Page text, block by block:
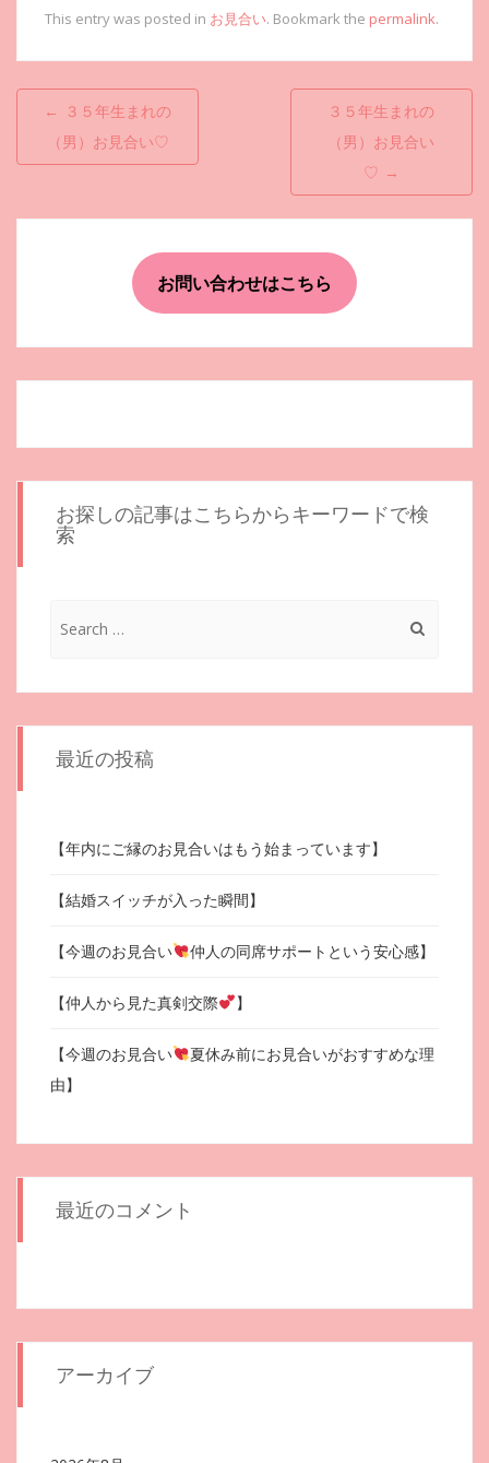
This entry was posted in お見合い. Bookmark the permalink.
投
ナ
←
３５年生まれの
（男）お見合い♡
３５年生まれの
（男）お見合い
♡ →
お問い合わせはこちら
お探しの記事はこちらからキーワードで検
索
最近の投稿
【年内にご縁のお見合いはもう始まっています】
【結婚スイッチが入った瞬間】
【今週のお見合い 仲人の同席サポートという安心感】
【仲人から見た真剣交際 】
【今週のお見合い
夏休み前にお見合いがおすすめな理
由】
最近のコメント
アーカイブ